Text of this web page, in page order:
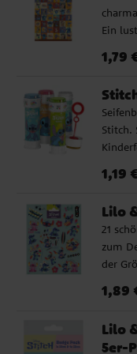
8-
mit
Ein
Preis :
1,79
Stitch.
60 ml.
Preis :
1,19
Lilo
21
zum
der
Preis:
1,89
Lilo
5er-